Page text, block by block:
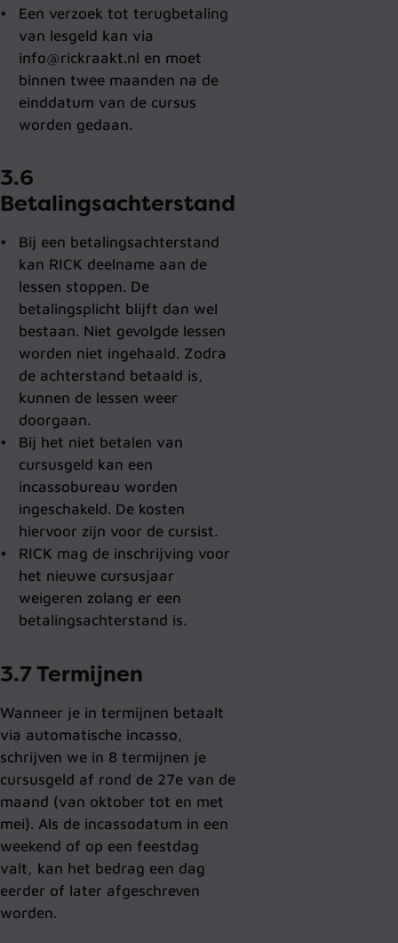
Een verzoek tot terugbetaling
van lesgeld kan via
info@rickraakt.nl en moet
binnen twee maanden na de
einddatum van de cursus
worden gedaan.
3.6
Betalingsachterstand
Bij een betalingsachterstand
kan RICK deelname aan de
lessen stoppen. De
betalingsplicht blijft dan wel
bestaan. Niet gevolgde lessen
worden niet ingehaald. Zodra
de achterstand betaald is,
kunnen de lessen weer
doorgaan.
Bij het niet betalen van
cursusgeld kan een
incassobureau worden
ingeschakeld. De kosten
hiervoor zijn voor de cursist.
RICK mag de inschrijving voor
het nieuwe cursusjaar
weigeren zolang er een
betalingsachterstand is.
3.7 Termijnen
Wanneer je in termijnen betaalt
via automatische incasso,
schrijven we in 8 termijnen je
cursusgeld af rond de 27e van de
maand (van oktober tot en met
mei). Als de incassodatum in een
weekend of op een feestdag
valt, kan het bedrag een dag
eerder of later afgeschreven
worden.